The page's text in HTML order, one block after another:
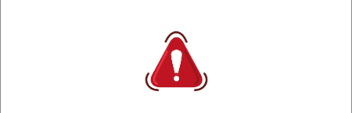
b) Declaração de atividades desempenhadas no âmbito
profissional, inclusive outras atividades com seus
respectivos horários de trabalho, sob pena de